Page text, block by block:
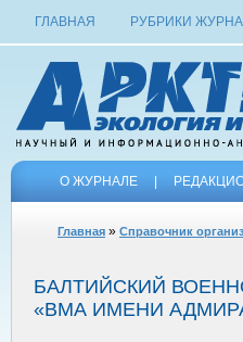
ГЛАВНАЯ РУБРИКИ
О ЖУРНАЛЕ
Главная » Справочник
БАЛТИЙСКИЙ
«ВМА ИМЕНИ